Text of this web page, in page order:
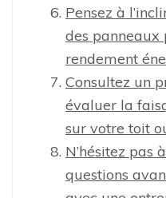
Pensez à
des
rendement
Consultez un
évaluer la
sur votre toit
N’hésitez pas
questions